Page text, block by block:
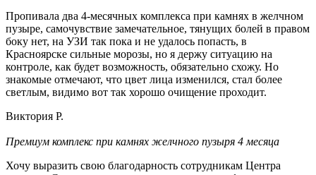
Пропивала два 4-месячных комплекса при камнях в желчном
пузыре, самочувствие замечательное, тянущих болей в правом
боку нет, на УЗИ так пока и не удалось попасть, в
Красноярске сильные морозы, но я держу ситуацию на
контроле, как будет возможность, обязательно схожу. Но
знакомые отмечают, что цвет лица изменился, стал более
светлым, видимо вот так хорошо очищение проходит.
Виктория Р.
Премиум комплекс при камнях желчного пузыря 4 месяца
Хочу выразить свою благодарность сотрудникам Центра